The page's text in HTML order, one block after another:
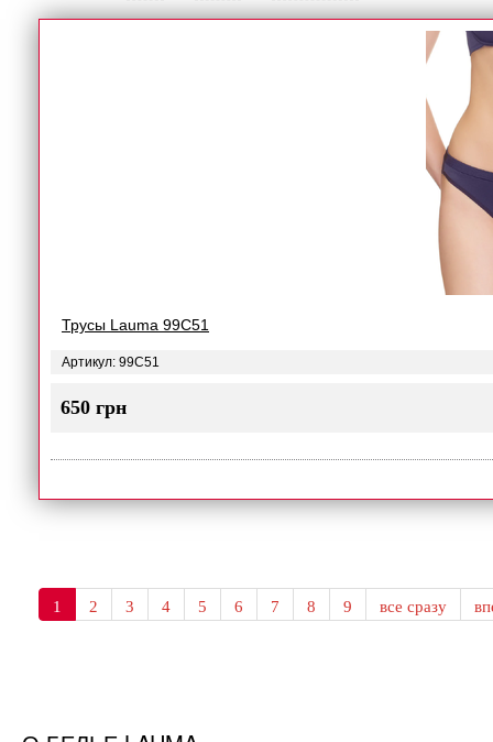
Трусы Lauma 99C51
Артикул: 99C51
650 грн
1 2 3 4 5 6 7 8 9 все сразу